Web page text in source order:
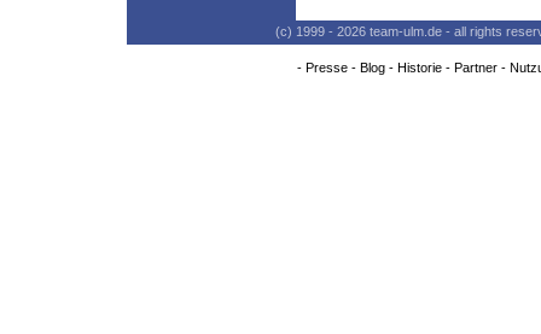
(c) 1999 - 2026 team-ulm.de - all rights
- Presse- Blog- Historie- Partner-